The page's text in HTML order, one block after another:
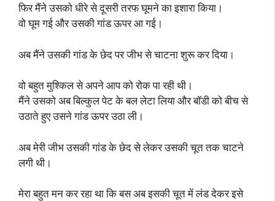
फिर मैंने उसको धीरे से दूसरी तरफ घूमने का इशारा किया।
वो घूम गई और उसकी गांड ऊपर आ गई।
अब मैंने उसकी गांड के छेद पर जीभ से चाटना शुरू कर दिया।
वो बहुत मुश्किल से अपने आप को रोक पा रही थी।
मैंने उसको अब बिल्कुल पेट के बल लेटा लिया और बॉडी को बीच से
उठाते हुए उसने गांड ऊपर उठा ली।
अब मेरी जीभ उसकी गांड के छेद से लेकर उसकी चूत तक चाटने
लगी थी।
मेरा बहुत मन कर रहा था कि बस अब इसकी चूत में लंड देकर इसे